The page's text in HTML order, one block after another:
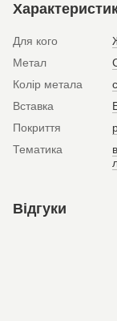
Для кого
Метал
Колір метала
Вставка
Покриття
Тематика
Відгуки